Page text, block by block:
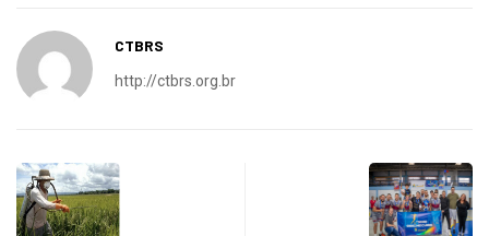
CTBRS
http://ctbrs.org.br